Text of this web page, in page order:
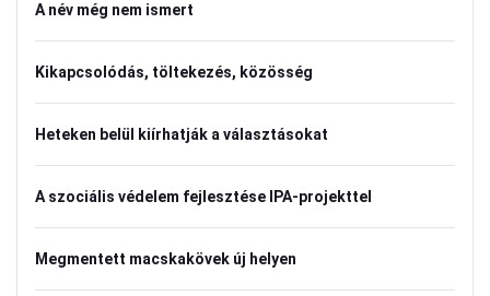
A név még nem ismert
Kikapcsolódás, töltekezés, közösség
Heteken belül kiírhatják a választásokat
A szociális védelem fejlesztése IPA-projekttel
Megmentett macskakövek új helyen